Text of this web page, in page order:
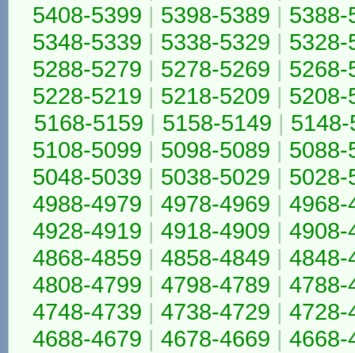
5408-5399 | 5398-5389 | 5388-
5348-5339 | 5338-5329 | 5328-
5288-5279 | 5278-5269 | 5268-
5228-5219 | 5218-5209 | 5208-
5168-5159 | 5158-5149 |
5108-5099 | 5098-5089 | 5088-
5048-5039 | 5038-5029 | 5028-
4988-4979 | 4978-4969 | 4968-
4928-4919 | 4918-4909 | 4908-
4868-4859 | 4858-4849 | 4848-
4808-4799 | 4798-4789 | 4788-
4748-4739 | 4738-4729 | 4728-
4688-4679 | 4678-4669 | 4668-